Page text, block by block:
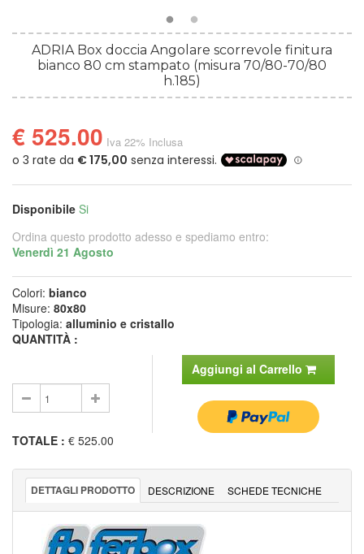
ADRIA Box doccia Angolare scorrevole finitura
bianco 80 cm stampato (misura 70/80-70/80
h.185)
€ 525.00 Iva 22% Inclusa
Disponibile Si
Ordina questo prodotto adesso e spediamo entro:
Venerdì 21 Agosto
Colori: bianco
Misure: 80x80
Tipologia: alluminio e cristallo
QUANTITÀ :
Aggiungi al Carrello
TOTALE : € 525.00
DETTAGLI PRODOTTO DESCRIZIONE SCHEDE TECNICHE